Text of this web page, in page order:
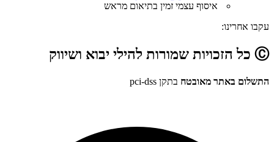
איסוף עצמי זמין בתיאום מראש
עקבו אחרינו:
Ⓒ כל הזכויות שמורות להילי יבוא ושיווק
התשלום באתר מאובטח בתקן pci-dss